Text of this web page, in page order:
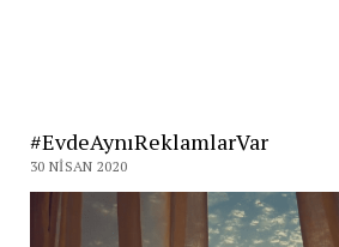
#EvdeAynıReklamlarVar
30 NISAN 2020